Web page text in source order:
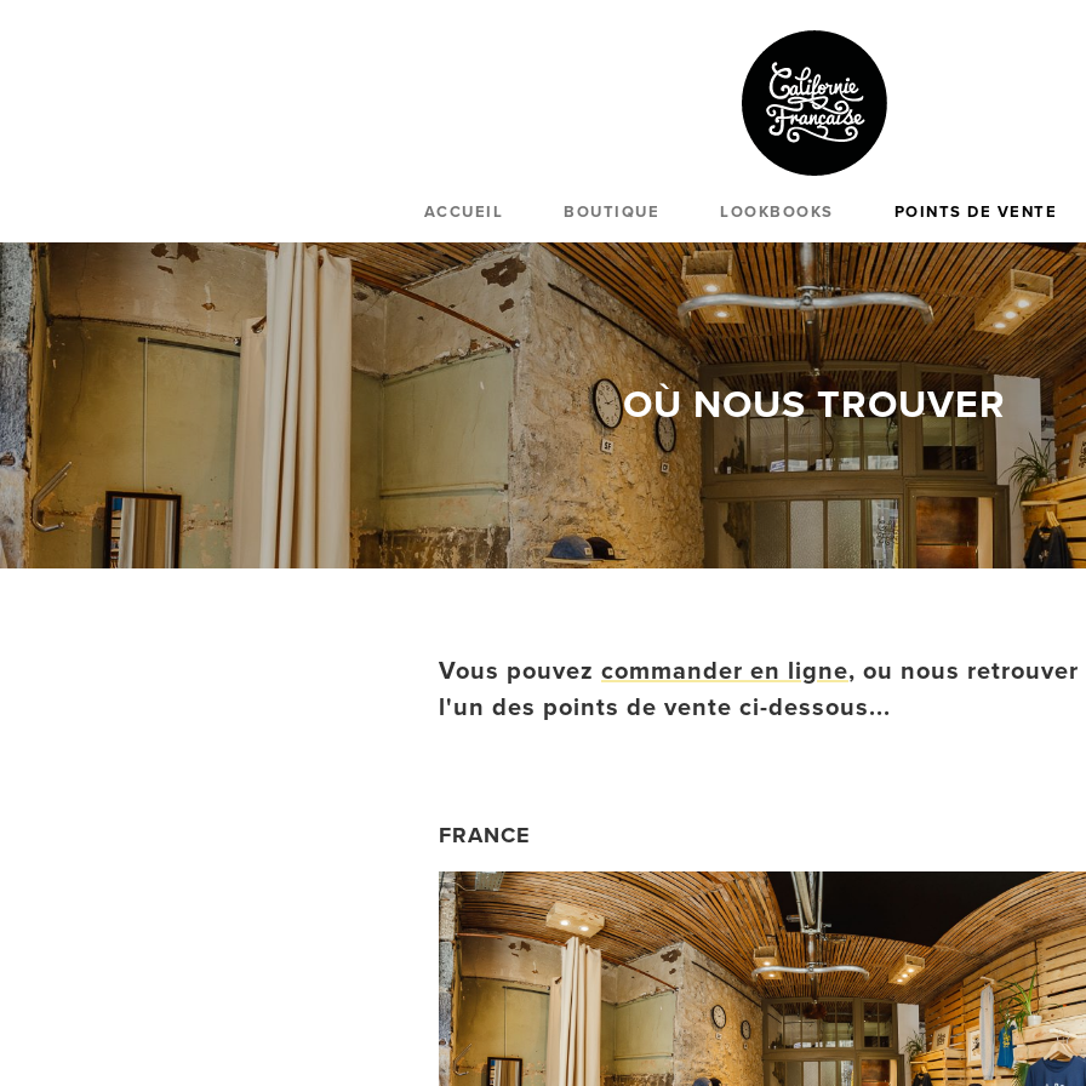
ACCUEIL BOUTIQUE LOOKBOOKS POINTS DE VENTE
OÙ NOUS TROUVER
Vous pouvez commander en ligne, ou nous retrouver
l'un des points de vente ci-dessous...
FRANCE